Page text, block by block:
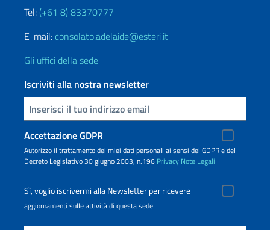
Tel: (+61 8) 83370777
E-mail: consolato.adelaide@esteri.it
Gli uffici della sede
Iscriviti alla nostra newsletter
Inserisci la tua email
Accettazione GDPR
Autorizzo il trattamento dei miei dati personali ai sensi del GDPR e del
Decreto Legislativo 30 giugno 2003, n.196 Privacy Note Legali
Sì, voglio iscrivermi alla Newsletter per ricevere
aggiornamenti sulle attività di questa sede